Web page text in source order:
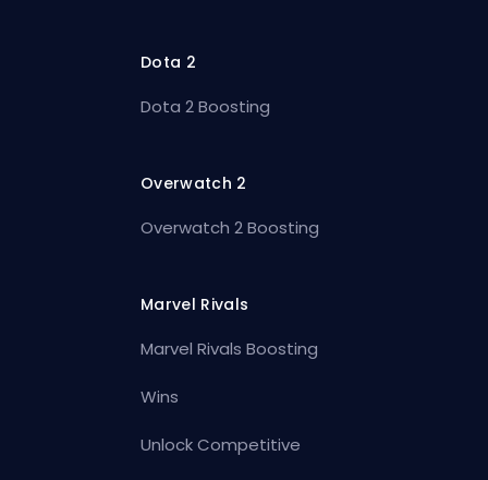
Dota 2
Dota 2 Boosting
Overwatch 2
Overwatch 2 Boosting
Marvel Rivals
Marvel Rivals Boosting
Wins
Unlock Competitive